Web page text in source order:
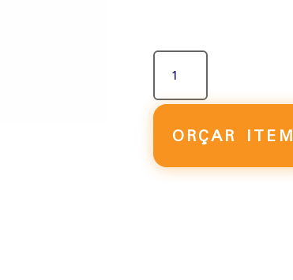
VÁLVULA
FILTRO
DE
MANGA
GMF-
Z-
35
ORÇAR ITEM